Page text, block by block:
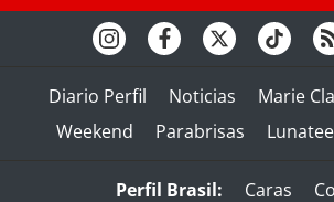
Diario Perfil Noticias Marie
Weekend
Parabrisas
Perfil Brasil: Caras